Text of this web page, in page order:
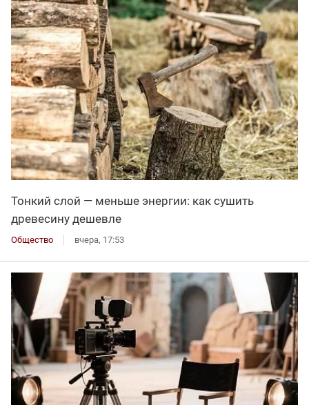
Тонкий слой — меньше энергии: как сушить
древесину дешевле
Общество вчера, 17:53